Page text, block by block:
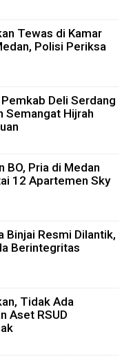
Tewas di Kamar
Polisi Periksa
Deli Serdang
Semangat Hijrah
BO, Pria di Medan
12 Apartemen Sky
Binjai Resmi Dilantik,
Berintegritas
Tidak Ada
Aset RSUD